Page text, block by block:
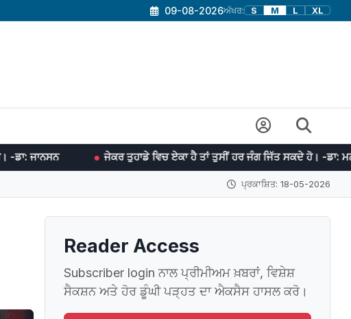
09-08-2026ਅੱਖਰ: S M L XL
ਜੇਕਰ ਤੁਹਾਡੇ ਵਿਚ ਏਕਾ ਹੈ ਤਾਂ ਤੁਸੀਂ ਹਰ ਜੰਗ ਜਿੱਤ ਸਕਦੇ ਹੋ। -ਡਾ: ਮਨਮੋਹਨ ਸਿੰਘ
ਪ੍ਰਕਾਸ਼ਿਤ: 18-05-2026
Reader Access
Subscriber login ਨਾਲ ਪ੍ਰੀਮੀਅਮ ਖ਼ਬਰਾਂ, ਵਿਸ਼ੇਸ਼
ਸੈਕਸ਼ਨ ਅਤੇ ਹੋਰ ਡੂੰਘੀ ਪੜ੍ਹਤ ਦਾ ਐਕਸੈਸ ਹਾਸਲ ਕਰੋ।